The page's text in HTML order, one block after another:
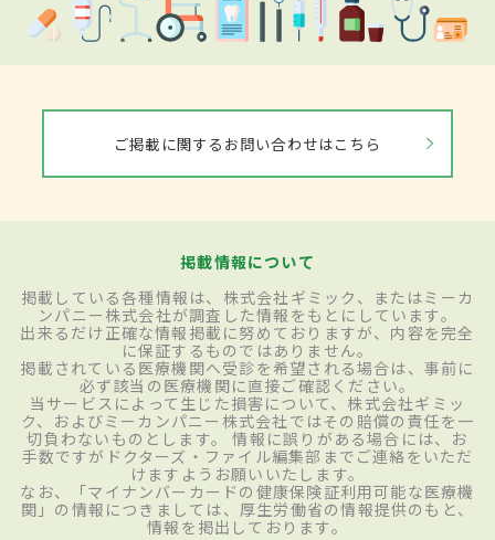
ご掲載に関するお問い合わせはこちら
掲載情報について
掲載している各種情報は、株式会社ギミック、またはミーカ
ンパニー株式会社が調査した情報をもとにしています。
出来るだけ正確な情報掲載に努めておりますが、内容を完全
に保証するものではありません。
掲載されている医療機関へ受診を希望される場合は、事前に
必ず該当の医療機関に直接ご確認ください。
当サービスによって生じた損害について、株式会社ギミッ
ク、およびミーカンパニー株式会社ではその賠償の責任を一
切負わないものとします。 情報に誤りがある場合には、お
手数ですがドクターズ・ファイル編集部までご連絡をいただ
けますようお願いいたします。
なお、「マイナンバーカードの健康保険証利用可能な医療機
関」の情報につきましては、厚生労働省の情報提供のもと、
情報を掲出しております。